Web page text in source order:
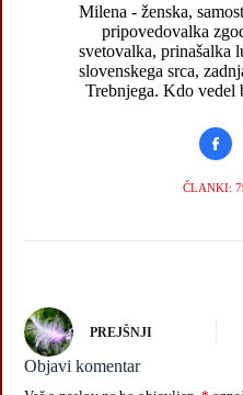
Milena - ženska,
pripovedovalka
svetovalka, prinašalka
slovenskega srca,
Trebnjega. Kdo vedel
ČLANKI:
PREJŠNJI
Objavi komentar